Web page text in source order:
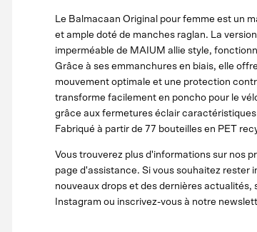
Le Balmacaan Original pour femme est un
et ample doté de manches raglan. La
imperméable de MAIUM allie style,
Grâce à ses emmanchures en biais, elle
mouvement optimale et une protection
transforme facilement en poncho pour le
grâce aux fermetures éclair
Fabriqué à partir de 77 bouteilles en PET
Vous trouverez plus d'informations sur nos
page d'assistance. Si vous souhaitez rester
nouveaux drops et des dernières actualités,
Instagram ou inscrivez-vous à notre